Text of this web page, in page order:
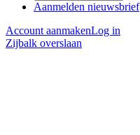
Aanmelden nieuwsbrief
Account aanmakenLog in
Zijbalk overslaan